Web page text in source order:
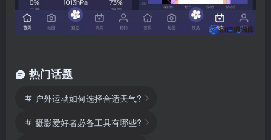
热门话题
户外运动如何选择合适天气?
摄影爱好者必备工具有哪些?